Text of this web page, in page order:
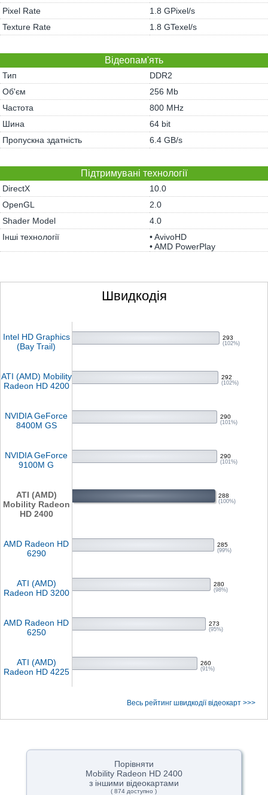
Pixel Rate
1.8 GPixel/s
Texture Rate
1.8 GTexel/s
Відеопам'ять
Тип
DDR2
Об'єм
256 Mb
Частота
800 MHz
Шина
64 bit
Пропускна здатність
6.4 GB/s
Підтримувані технології
DirectX
10.0
OpenGL
2.0
Shader Model
4.0
Інші технології
• AvivoHD
• AMD PowerPlay
Швидкодія
Intel HD Graphics
(Bay Trail)
293
(102%)
ATI (AMD) Mobility
Radeon HD 4200
292
(102%)
NVIDIA GeForce
8400M GS
290
(101%)
NVIDIA GeForce
9100M G
290
(101%)
ATI (AMD)
Mobility Radeon
HD 2400
288
(100%)
AMD Radeon HD
6290
285
(99%)
ATI (AMD)
Radeon HD 3200
280
(98%)
AMD Radeon HD
6250
273
(95%)
ATI (AMD)
Radeon HD 4225
260
(91%)
Весь рейтинг швидкодії відеокарт >>>
Порівняти
Mobility Radeon HD 2400
з іншими відеокартами
( 874 доступно )